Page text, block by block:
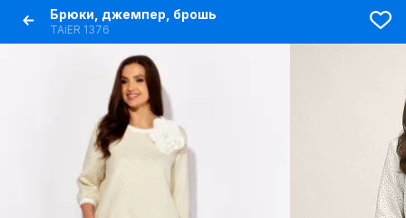
Брюки, джемпер, брошь
TAiER 1376